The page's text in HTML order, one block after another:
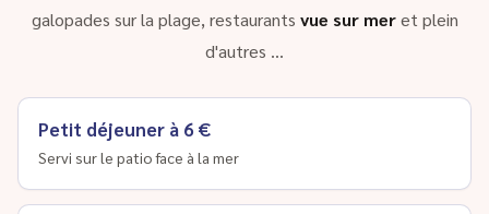
galopades sur la plage, restaurants vue sur meret plein
d'autres …
Petit déjeuner à 6 €
Servi sur le patio face à la mer